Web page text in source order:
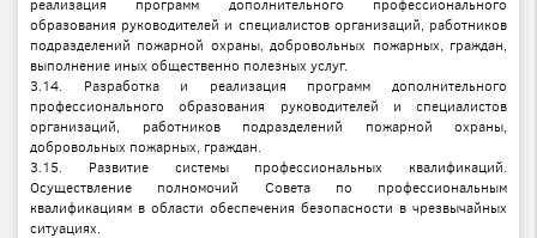
образования руководителей и специалистов организаций, работников
подразделений пожарной охраны, добровольных пожарных, граждан,
выполнение иных общественно полезных услуг.
3.14. Разработка и реализация программ дополнительного
профессионального образования руководителей и специалистов
организаций, работников подразделений пожарной охраны,
добровольных пожарных, граждан.
3.15. Развитие системы профессиональных квалификаций.
Осуществление полномочий Совета по профессиональным
квалификациям в области обеспечения безопасности в чрезвычайных
ситуациях.